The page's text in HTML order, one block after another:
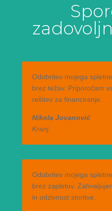
Odobritev mojega
brez težav. Priporočam
rešitev za financiranje.
Nikola Jovanović
Kranj
Odobritev mojega
brez zapletov.
in odzivnost storitve.